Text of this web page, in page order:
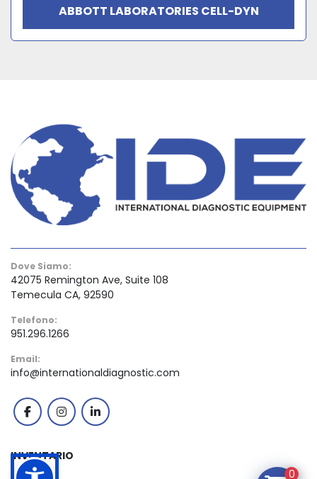
ABBOTT LABORATORIES CELL-DYN
Dove Siamo:
42075 Remington Ave, Suite 108
Temecula CA, 92590
Telefono:
951.296.1266
Email:
info@internationaldiagnostic.com
facebookinstagramlinkedin
INVENTARIO
0